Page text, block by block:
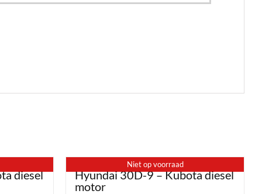
diesel
Niet op voorraad
Hyundai 30D-9 – Kubota diesel
motor